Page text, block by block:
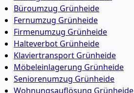
Büroumzug Grünheide
Fernumzug Grünheide
Firmenumzug Grünheide
Halteverbot Grünheide
Klaviertransport Grünheide
Möbeleinlagerung Grünheide
Seniorenumzug Grünheide
Wohnungsauflösung Grünheide